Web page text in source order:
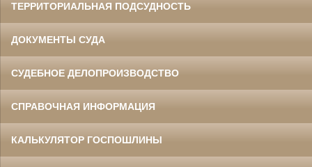
ТЕРРИТОРИАЛЬНАЯ ПОДСУДНОСТЬ
ДОКУМЕНТЫ СУДА
СУДЕБНОЕ ДЕЛОПРОИЗВОДСТВО
СПРАВОЧНАЯ ИНФОРМАЦИЯ
КАЛЬКУЛЯТОР ГОСПОШЛИНЫ